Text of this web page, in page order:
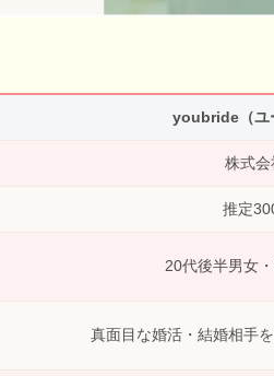
youbride（ユ
株式会
推定
20代後半男女
真面目な婚活・結婚相手